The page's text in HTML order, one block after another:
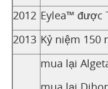
2012 Eylea™ được
2013 Kỷ niệm 150
mua lại